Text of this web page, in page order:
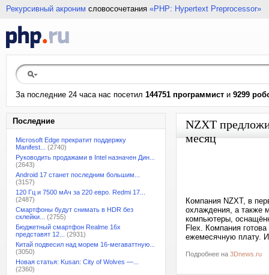
Рекурсивный акроним словосочетания «PHP: Hypertext Preprocessor»
За последние 24 часа нас посетил 144751 программист и 9299
Последние
Microsoft Edge прекратит поддержку
Manifest...
(2740)
Руководить продажами в Intel назначен Дин...
(2643)
Android 17 станет последним большим...
(3157)
120 Гц и 7500 мАч за 220 евро. Redmi 17...
(2487)
Смартфоны будут снимать в HDR без
склейки...
(2755)
Бюджетный смартфон Realme 16x
представят 12...
(2931)
Китай подвесил над морем 16-мегаваттную...
(3050)
Новая статья: Kusan: City of Wolves —...
(2360)
NZXT
месяц
Компания NZXT, в
охлаждения, а также
компьютеры,
Flex. Компания
ежемесячную плату.
Подробнее на 3Dnews.ru